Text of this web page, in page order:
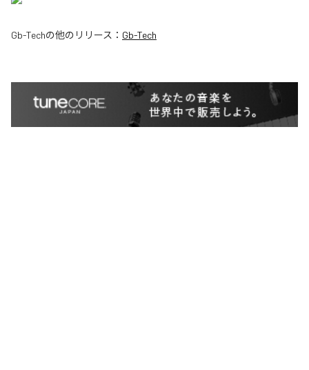
Gb-Techの他のリリース： Gb-Tech